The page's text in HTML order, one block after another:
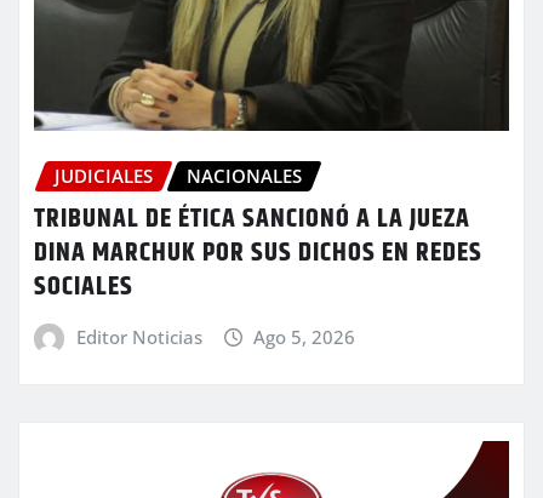
JUDICIALES NACIONALES
TRIBUNAL DE ÉTICA SANCIONÓ A LA JUEZA
DINA MARCHUK POR SUS DICHOS EN REDES
SOCIALES
Editor Noticias Ago 5, 2026